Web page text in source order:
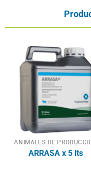
ANIMALES DE
ARRASA x 5 lts